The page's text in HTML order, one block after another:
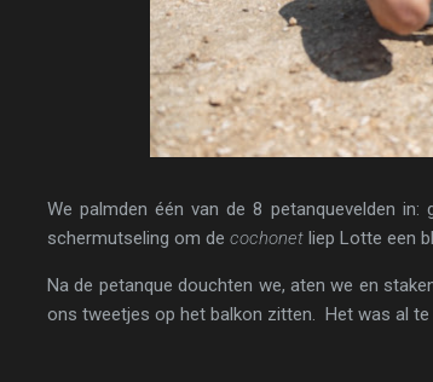
We palmden één van de 8 petanquevelden
schermutseling om de cochonet liep Lotte een
Na de petanque douchten we, aten we en
ons tweetjes op het balkon zitten. Het was al